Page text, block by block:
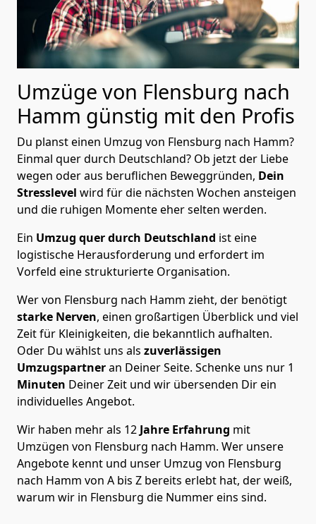
Umzüge von Flensburg nach
Hamm günstig mit den Profis
Du planst einen Umzug von Flensburg nach Hamm?
Einmal quer durch Deutschland? Ob jetzt der Liebe
wegen oder aus beruflichen Beweggründen, Dein
Stresslevel wird für die nächsten Wochen ansteigen
und die ruhigen Momente eher selten werden.
Ein Umzug quer durch Deutschland ist eine
logistische Herausforderung und erfordert im
Vorfeld eine strukturierte Organisation.
Wer von Flensburg nach Hamm zieht, der benötigt
starke Nerven, einen großartigen Überblick und viel
Zeit für Kleinigkeiten, die bekanntlich aufhalten.
Oder Du wählst uns als zuverlässigen
Umzugspartneran Deiner Seite. Schenke uns nur 1
Minuten Deiner Zeit und wir übersenden Dir ein
individuelles Angebot.
Wir haben mehr als 12 Jahre Erfahrung mit
Umzügen von Flensburg nach Hamm. Wer unsere
Angebote kennt und unser Umzug von Flensburg
nach Hamm von A bis Z bereits erlebt hat, der weiß,
warum wir in Flensburg die Nummer eins sind.